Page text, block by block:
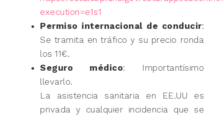
execution=e1s1
Permiso internacional de conducir:
Se tramita en tráfico y su precio ronda
los 11€.
Seguro médico: Importantísimo
llevarlo.
La asistencia sanitaria en EE.UU es
privada y cualquier incidencia que se